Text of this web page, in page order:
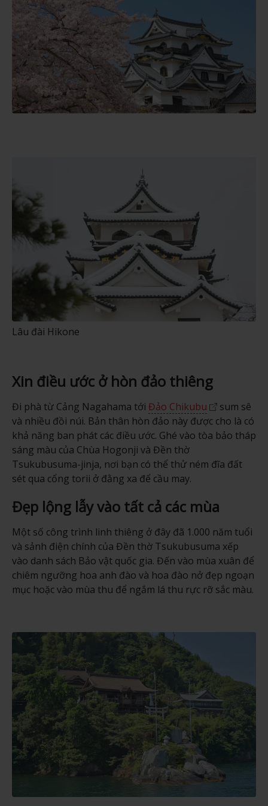
Lâu đài Hikone
Xin điều ước ở hòn đảo thiêng
Đi phà từ Cảng Nagahama tới Đảo Chikubu
sum sê
và nhiều đồi núi. Bản thân hòn đảo này được cho là có
khả năng ban phát các điều ước. Ghé vào tòa bảo tháp
sáng màu của Chùa Hogonji và Đền thờ
Tsukubusuma-jinja, nơi bạn có thể thử ném đĩa đất
sét qua cổng torii ở đằng xa để cầu may.
Đẹp lộng lẫy vào tất cả các mùa
Một số công trình linh thiêng ở đây đã 1.000 năm tuổi
và sảnh điện chính của Đền thờ Tsukubusuma xếp
vào danh sách Bảo vật quốc gia. Đến vào mùa xuân để
chiêm ngưỡng hoa anh đào và hoa đào nở đẹp ngoạn
mục hoặc vào mùa thu để ngắm lá thu rực rỡ sắc màu.